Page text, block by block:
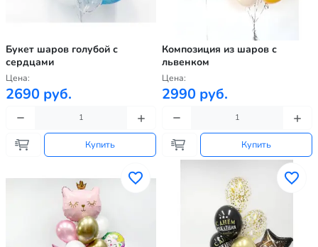
Букет шаров голубой с
сердцами
Цена:
2690 руб.
Купить
Композиция из шаров с
львенком
Цена:
2990 руб.
Купить